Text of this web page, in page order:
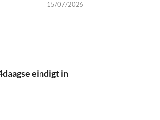
15/07/2026
eindigt in